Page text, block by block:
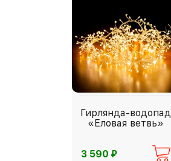
Гирлянда-водопад
«Еловая ветвь»
3 590 ⃏